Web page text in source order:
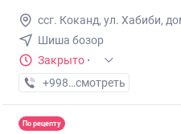
ссг. Коканд, ул. Хабиби,
Шиша бозор
Закрыто ·
+998 (90) XXX-XX-XX
смотреть
По рецепту